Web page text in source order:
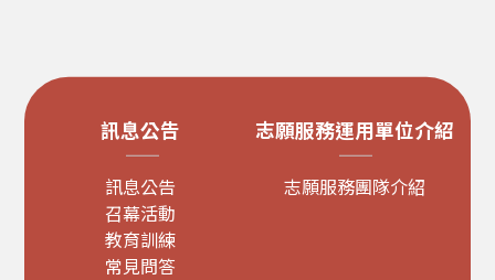
訊息公告
訊息公告
召幕活動
教育訓練
常見問答
志願服務運用單位介紹
志願服務團隊介紹